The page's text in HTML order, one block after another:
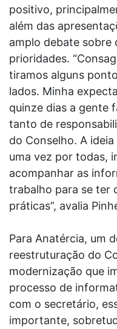
positivo,
além das
amplo debate sobre
prioridades.
tiramos alguns
lados. Minha
quinze dias a gente
tanto de
do Conselho. A
uma vez por todas,
acompanhar as
trabalho para se ter
práticas”, avalia
Para Anatércia, um
reestruturação do
modernização que
processo de
com o secretário,
importante,